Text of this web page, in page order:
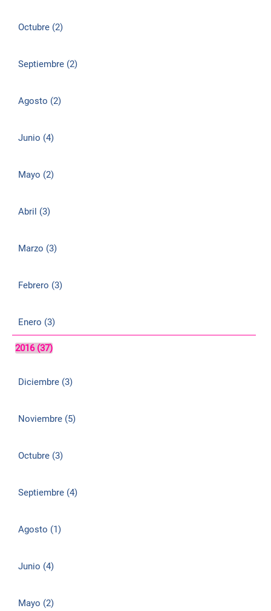
Octubre (2)
Septiembre (2)
Agosto (2)
Junio (4)
Mayo (2)
Abril (3)
Marzo (3)
Febrero (3)
Enero (3)
2016 (37)
Diciembre (3)
Noviembre (5)
Octubre (3)
Septiembre (4)
Agosto (1)
Junio (4)
Mayo (2)